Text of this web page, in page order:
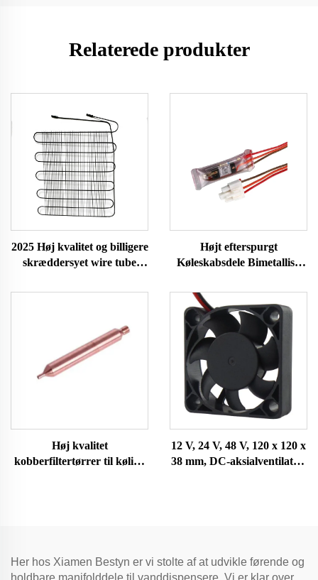
Relaterede produkter
2025 Høj kvalitet og billigere
skræddersyet wire tube
korrosionsbestandighed til
Højt efterspurgt
Køleskabsdele Bimetallisk
Reservestats til
frysningstermostat
Høj kvalitet
kobberfiltertørrer til køling
12 V, 24 V, 48 V, 120 x 120 x
38 mm, DC-aksialventilator,
Her hos Xiamen Bestyn er vi stolte af at udvikle førende og